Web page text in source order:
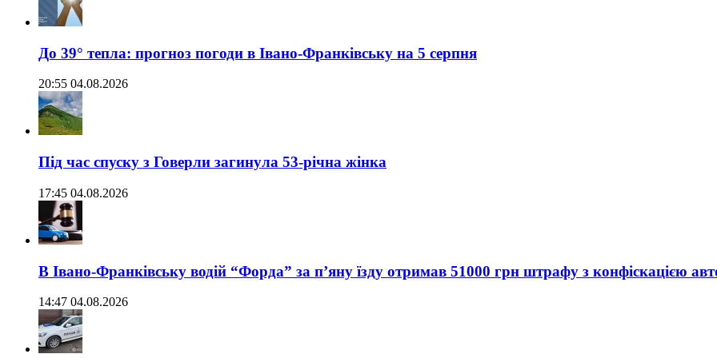
До 39° тепла: прогноз погоди в Івано-Франківську на 5 серпня
20:55 04.08.2026
Під час спуску з Говерли загинула 53-річна жінка
17:45 04.08.2026
В Івано-Франківську водій “Форда” за п’яну їзду отримав 51000 грн штрафу з конфіскацією
14:47 04.08.2026